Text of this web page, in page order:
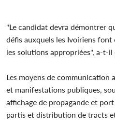
"Le candidat devra démontrer
défis auxquels les Ivoiriens
les solutions appropriées", a-t-il
Les moyens de communication
et manifestations publiques,
affichage de propagande et
partis et distribution de tracts